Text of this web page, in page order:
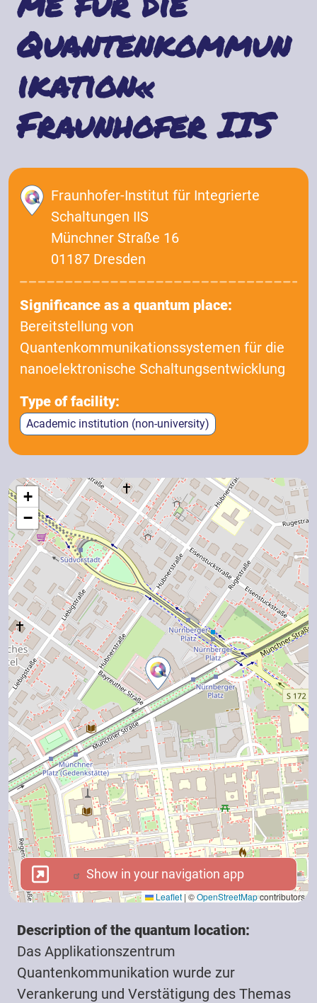
Quantenkommun
ikation«
Fraunhofer IIS
Fraunhofer-Institut für Integrierte
Schaltungen IIS
Münchner Straße 16
01187 Dresden
Significance as a quantum place:
Bereitstellung von
Quantenkommunikationssystemen für die
nanoelektronische Schaltungsentwicklung
Type of facility:
Academic institution (non-university)
+
−
Leaflet | ©OpenStreetMapcontributors
Show in your navigation app
Show in your navigation app
Description of the quantum location:
Das Applikationszentrum
Quantenkommunikation wurde zur
Verankerung und Verstätigung des Themas